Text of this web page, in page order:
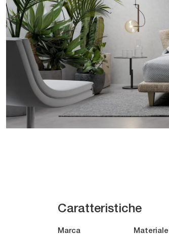
Caratteristiche
Marca Materiale